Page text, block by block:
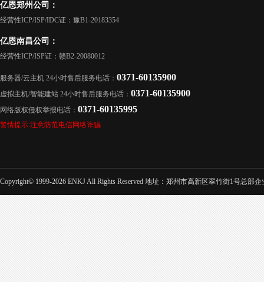
亿恩郑州公司：
经营性ICP/ISP/IDC证：豫B1-20183354
亿恩南昌公司：
经营性ICP/ISP证：赣B2-20080012
服务器/云主机 24小时售后服务电话： 0371-60135900
虚拟主机/智能建站 24小时售后服务电话： 0371-60135900
网络版权侵权举报电话： 0371-60135995
警情提示:注意防范电信网络诈骗
Copyright© 1999-2026 ENKJ All Rights Reserved 地址：郑州市高新区翠竹街1号